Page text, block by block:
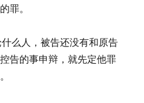
罪。
么人，被告还没有和原告
告的事申辩，就先定他罪